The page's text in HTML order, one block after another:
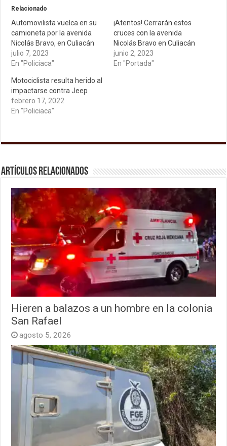
Relacionado
Automovilista vuelca en su
camioneta por la avenida
Nicolás Bravo, en Culiacán
julio 7, 2023
En "Policiaca"
¡Atentos! Cerrarán estos
cruces con la avenida
Nicolás Bravo en Culiacán
junio 2, 2023
En "Portada"
Motociclista resulta herido al
impactarse contra Jeep
febrero 17, 2022
En "Policiaca"
Artículos relacionados
Hieren a balazos a un hombre en la colonia
San Rafael
agosto 5, 2026